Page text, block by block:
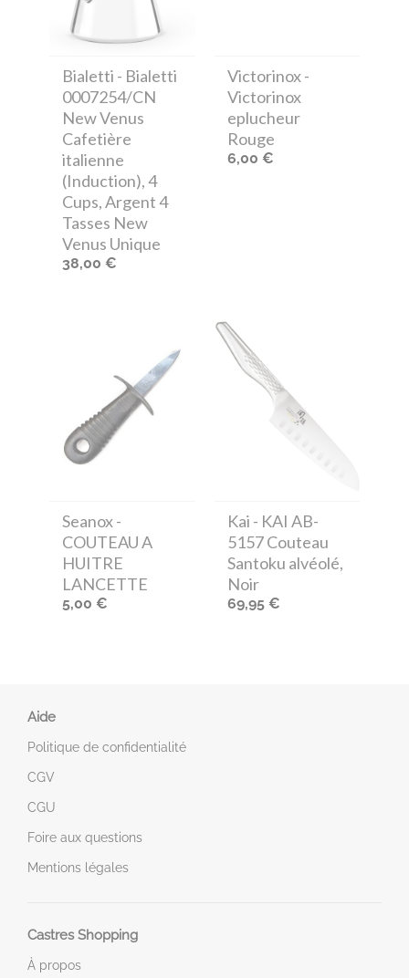
Bialetti - Bialetti
0007254/CN
New Venus
Cafetière
italienne
(Induction), 4
Cups, Argent 4
Tasses New
Venus Unique
38,00 €
Victorinox-
Victorinox
eplucheur
Rouge
6,00 €
Seanox-
COUTEAU A
HUITRE
LANCETTE
5,00 €
Kai - KAI AB-
5157 Couteau
Santoku alvéolé,
Noir
69,95 €
Aide
Politique de confidentialité
CGV
CGU
Foire aux questions
Mentions légales
Castres Shopping
À propos